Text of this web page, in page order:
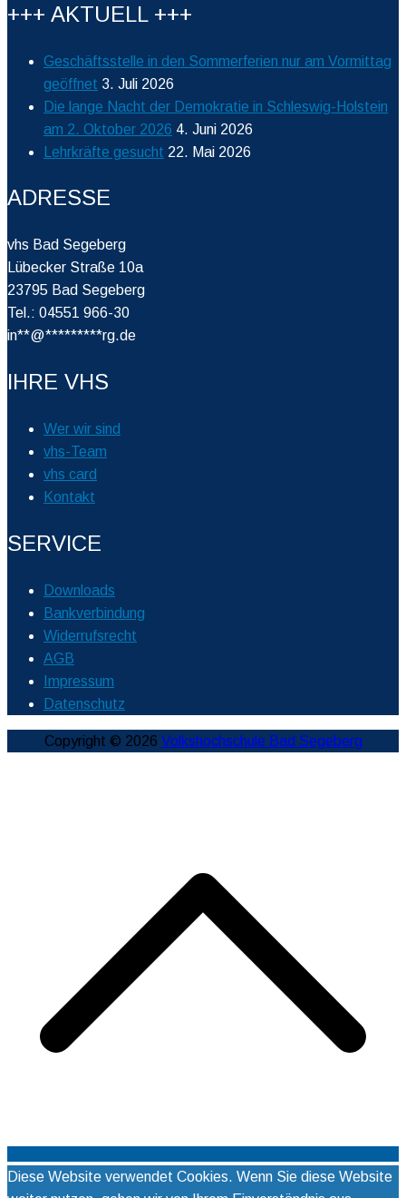
+++ AKTUELL +++
Geschäftsstelle in den Sommerferien nur am Vormittag
geöffnet 3. Juli 2026
Die lange Nacht der Demokratie in Schleswig-Holstein
am 2. Oktober 2026 4. Juni 2026
Lehrkräfte gesucht 22. Mai 2026
ADRESSE
vhs Bad Segeberg
Lübecker Straße 10a
23795 Bad Segeberg
Tel.: 04551 966-30
in**@*********rg.de
IHRE VHS
Wer wir sind
vhs-Team
vhs card
Kontakt
SERVICE
Downloads
Bankverbindung
Widerrufsrecht
AGB
Impressum
Datenschutz
Copyright © 2026 Volkshochschule Bad Segeberg
Diese Website verwendet Cookies. Wenn Sie diese Website